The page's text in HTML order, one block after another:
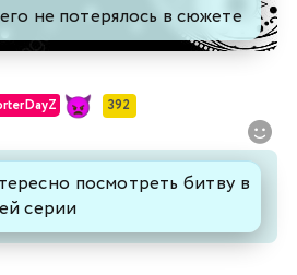
не потерялось в сюжете
392
посмотреть битву в
серии